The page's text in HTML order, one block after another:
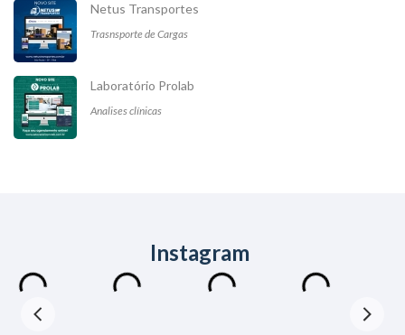
Netus Transportes
Trasnsporte de Cargas
Laboratório Prolab
Analises clínicas
Instagram